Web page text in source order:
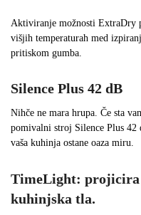
Aktiviranje možnosti ExtraDry
višjih temperaturah med
pritiskom gumba.
Silence Plus 42 dB
Nihče ne mara hrupa. Če sta
pomivalni stroj Silence Plus
vaša kuhinja ostane oaza miru.
TimeLight: projicira
kuhinjska tla.